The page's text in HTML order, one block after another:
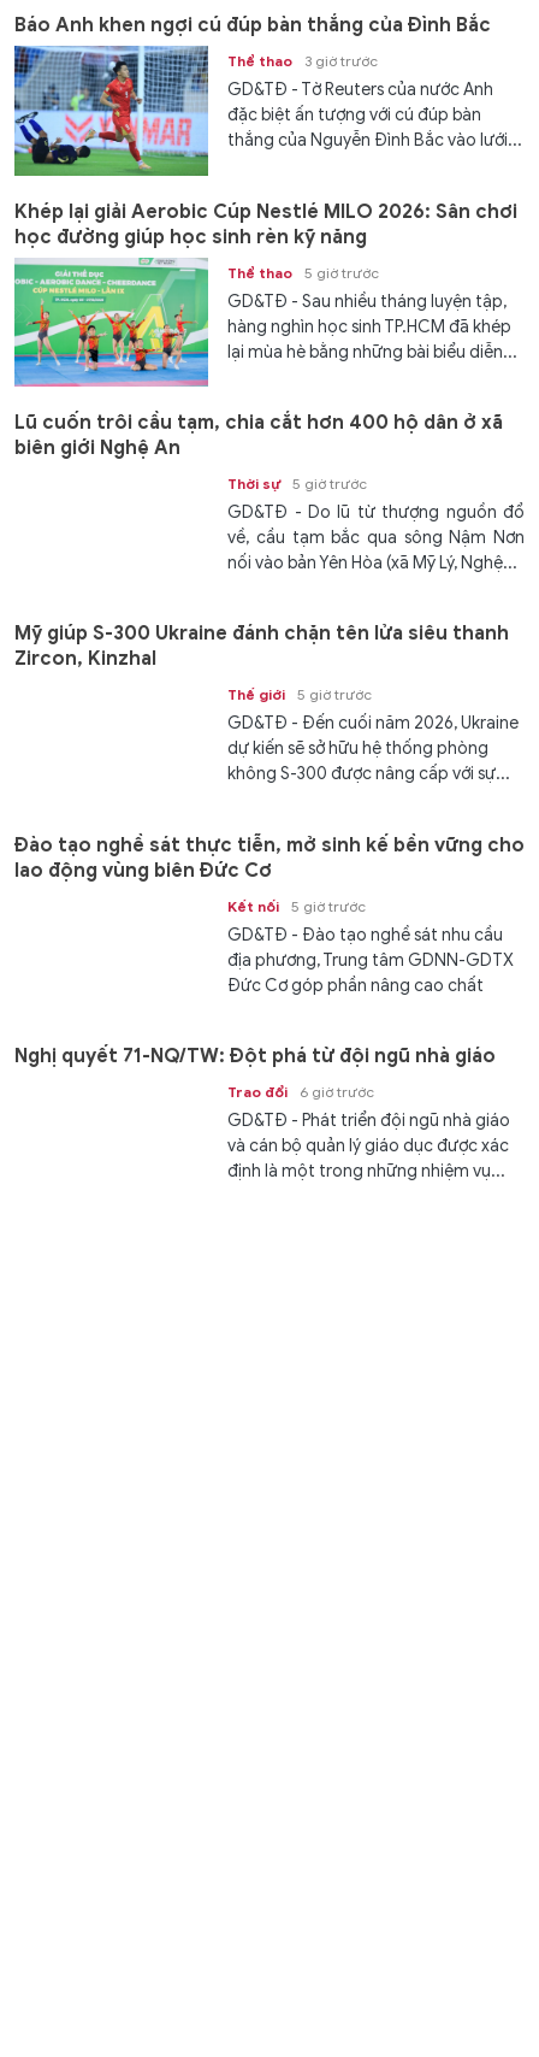
Báo Anh khen ngợi cú đúp bàn thắng của Đình Bắc
Thể thao 3 giờ trước
GD&TĐ - Tờ Reuters của nước Anh
đặc biệt ấn tượng với cú đúp bàn
thắng của Nguyễn Đình Bắc vào lưới...
Khép lại giải Aerobic Cúp Nestlé MILO 2026: Sân chơi
học đường giúp học sinh rèn kỹ năng
Thể thao 5 giờ trước
GD&TĐ - Sau nhiều tháng luyện tập,
hàng nghìn học sinh TP.HCM đã khép
lại mùa hè bằng những bài biểu diễn...
Lũ cuốn trôi cầu tạm, chia cắt hơn 400 hộ dân ở xã
biên giới Nghệ An
Thời sự 5 giờ trước
GD&TĐ - Do lũ từ thượng nguồn đổ
về, cầu tạm bắc qua sông Nậm Nơn
nối vào bản Yên Hòa (xã Mỹ Lý, Nghệ...
Mỹ giúp S-300 Ukraine đánh chặn tên lửa siêu thanh
Zircon, Kinzhal
Thế giới 5 giờ trước
GD&TĐ - Đến cuối năm 2026, Ukraine
dự kiến ​​sẽ sở hữu hệ thống phòng
không S-300 được nâng cấp với sự...
Đào tạo nghề sát thực tiễn, mở sinh kế bền vững cho
lao động vùng biên Đức Cơ
Kết nối 5 giờ trước
GD&TĐ - Đào tạo nghề sát nhu cầu
địa phương, Trung tâm GDNN-GDTX
Đức Cơ góp phần nâng cao chất
Nghị quyết 71-NQ/TW: Đột phá từ đội ngũ nhà giáo
Trao đổi 6 giờ trước
GD&TĐ - Phát triển đội ngũ nhà giáo
và cán bộ quản lý giáo dục được xác
định là một trong những nhiệm vụ...